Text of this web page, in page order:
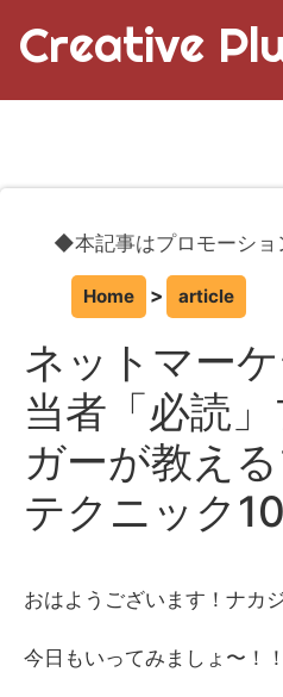
Creative
◆本記事はプロモーシ
Home article
ネットマー
当者「必読
ガーが教え
テクニック
おはようございます！ナカジ
今日もいってみましょ〜！！